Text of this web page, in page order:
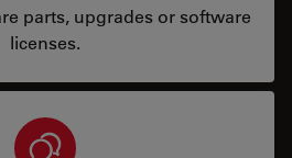
parts, upgrades or software
licenses.